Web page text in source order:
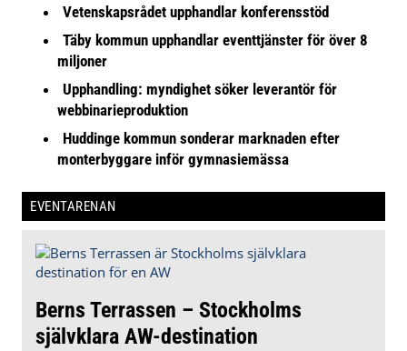
Vetenskapsrådet upphandlar konferensstöd
Täby kommun upphandlar eventtjänster för över 8
miljoner
Upphandling: myndighet söker leverantör för
webbinarieproduktion
Huddinge kommun sonderar marknaden efter
monterbyggare inför gymnasiemässa
EVENTARENAN
Berns Terrassen – Stockholms
självklara AW-destination